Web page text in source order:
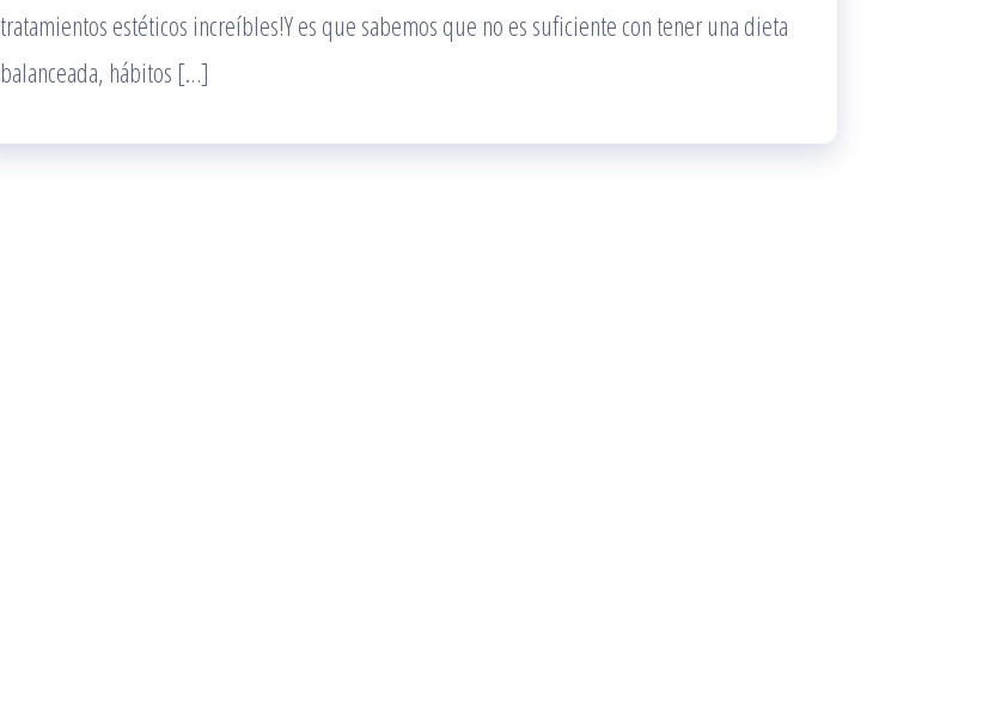
tratamientos estéticos increíbles!Y es que sabemos que no es suficiente con tener una dieta
balanceada, hábitos […]